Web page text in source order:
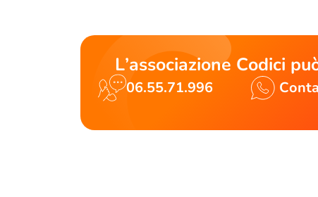
L’associazione Codici
06.55.71.996